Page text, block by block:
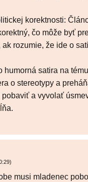
korektnosti:
čo môže byť
rozumie, že ide o
humorná satira na
o stereotypy a
a vyvolať
)
musi mladenec